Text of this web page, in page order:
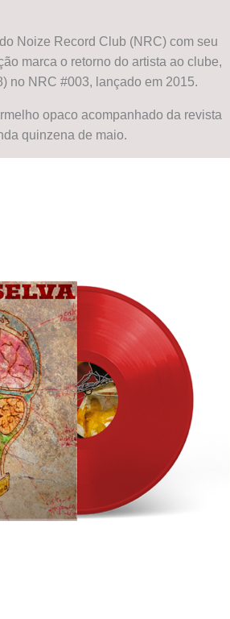
Noize Record Club (NRC) com seu
marca o retorno do artista ao clube,
no NRC #003, lançado em 2015.
opaco acompanhado da revista
quinzena de maio.